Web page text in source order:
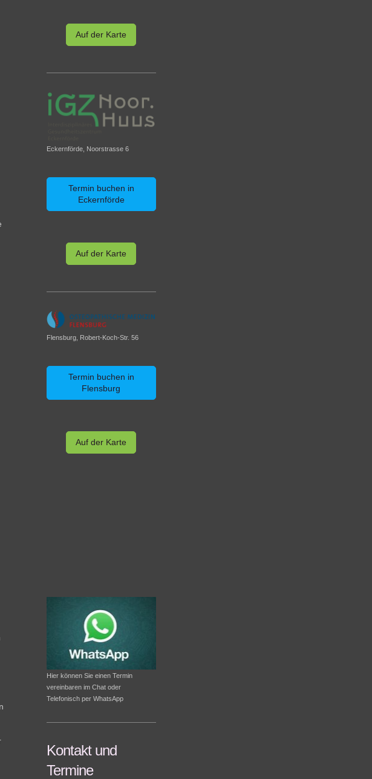
Auf der Karte
Eckernförde, Noorstrasse 6
Termin buchen in
Eckernförde
Auf der Karte
Flensburg, Robert-Koch-Str. 56
Termin buchen in
Flensburg
Auf der Karte
Hier können Sie einen Termin
vereinbaren im Chat oder
Telefonisch per WhatsApp
Kontakt und
Termine